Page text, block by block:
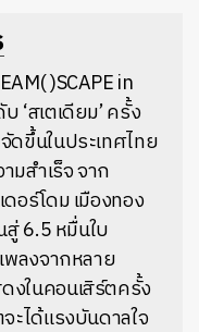
)SCAPE in
‘สเตเดียม’ ครั้ง
ดขึ้นในประเทศไทย
มสำเร็จ จาก
อร์โดม เมืองทอง
6.5 หมื่นใบ
พลงจากหลาย
งในคอนเสิร์ตครั้ง
ะได้แรงบันดาลใจ